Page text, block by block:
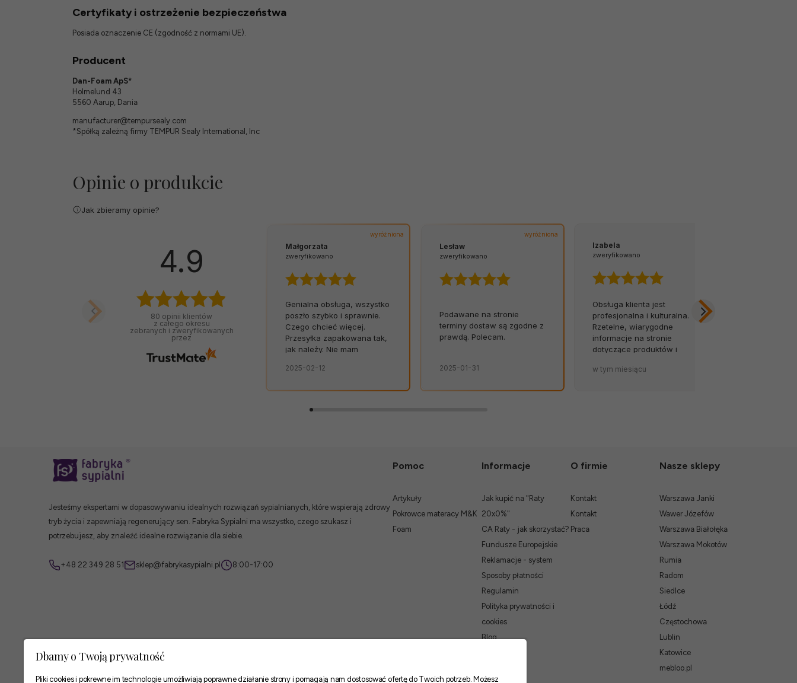
Certyfikaty i ostrzeżenie bezpieczeństwa
Posiada oznaczenie CE (zgodność z normami UE).
Producent
Dan-Foam ApS*
Holmelund 43
5560 Aarup, Dania
manufacturer@tempursealy.com
*Spółką zależną firmy TEMPUR Sealy International, Inc
Opinie o produkcie
Jak zbieramy opinie?
4.9
80 opinii klientów
z całego okresu
zebranych i zweryfikowanych
przez
wyróżniona
Małgorzata
zweryfikowano
Genialna obsługa, wszystko
poszło szybko i sprawnie.
Czego chcieć więcej.
Przesyłka zapakowana tak,
jak należy. Nie mam
obsługa. Od razu widać, że
Zamówienie dostarczone
2025-02-12
wyróżniona
Lesław
zweryfikowano
Podawane na stronie
terminy dostaw są zgodne z
prawdą. Polecam.
2025-01-31
Izabela
zweryfikowano
Obsługa klienta jest
profesjonalna i kulturalna.
Rzetelne, wiarygodne
informacje na stronie
dotyczące produktów i
atut sklepu. 💪🔥
w tym miesiącu
Jesteśmy ekspertami w dopasowywaniu idealnych rozwiązań sypialnianych, które wspierają zdrowy
tryb życia i zapewniają regenerujący sen. Fabryka Sypialni ma wszystko, czego szukasz i
potrzebujesz, aby znaleźć idealne rozwiązanie dla siebie.
+48 22 349 28 51 sklep@fabrykasypialni.pl 8:00-17:00
Pomoc
Artykuły
Pokrowce materacy M&K
Foam
Informacje
Jak kupić na "Raty
20x0%"
CA Raty - jak skorzystać?
Fundusze Europejskie
Reklamacje - system
Sposoby płatności
Regulamin
Polityka prywatności i
cookies
Blog
O firmie
Kontakt
Kontakt
Praca
Nasze sklepy
Warszawa Janki
Wawer Józefów
Warszawa Białołęka
Warszawa Mokotów
Rumia
Radom
Siedlce
Łódź
Częstochowa
Lublin
Katowice
mebloo.pl
Dbamy o Twoją prywatność
Pliki cookies i pokrewne im technologie umożliwiają poprawne działanie strony i pomagają nam dostosować ofertę do Twoich potrzeb. Możesz